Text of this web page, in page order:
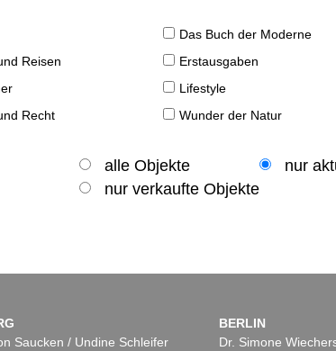
Das Buch der Moderne
Reisen Erstausgaben
Lifestyle
Recht Wunder der Natur
alle Objekte
nur
nur verkaufte Objekte
Saucken / Undine Schleifer
BERLIN
Dr. Simone